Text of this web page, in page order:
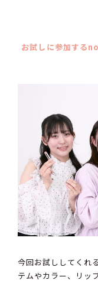
お試しに参加する
今回お試ししてくれ
テムやカラー、リッ